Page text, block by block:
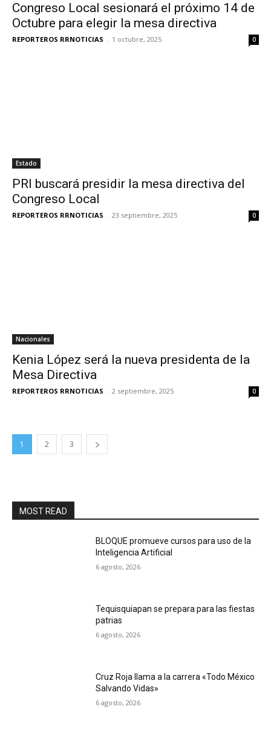
Congreso Local sesionará el próximo 14 de
Octubre para elegir la mesa directiva
REPORTEROS RRNOTICIAS - 1 octubre, 2025 0
Estado
PRI buscará presidir la mesa directiva del
Congreso Local
REPORTEROS RRNOTICIAS - 23 septiembre, 2025 0
Nacionales
Kenia López será la nueva presidenta de la
Mesa Directiva
REPORTEROS RRNOTICIAS - 2 septiembre, 2025 0
1 2 3
MOST READ
BLOQUE promueve cursos para uso de la
Inteligencia Artificial
6 agosto, 2026
Tequisquiapan se prepara para las fiestas
patrias
6 agosto, 2026
Cruz Roja llama a la carrera «Todo México
Salvando Vidas»
6 agosto, 2026